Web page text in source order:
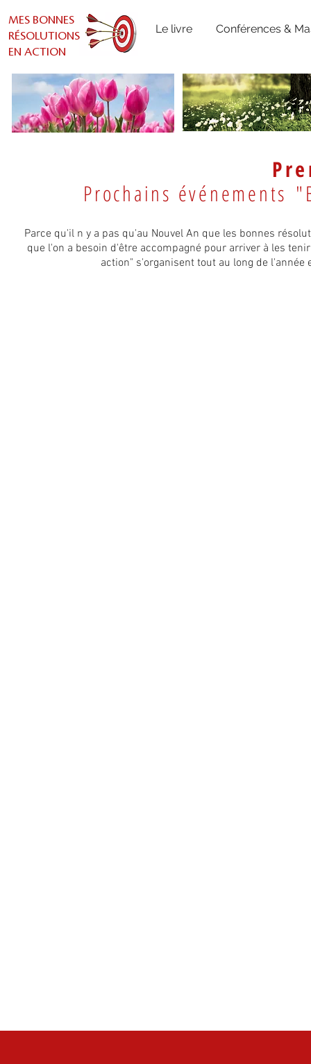
Le livre Conférences &
MES BONNES
RÉSOLUTIONS
EN ACTION
Prochains événements
Parce qu'il n y a pas qu'au Nouvel An que les bonnes
que l'on a besoin d'être accompagné pour arriver à les
action" s'organisent tout au long de